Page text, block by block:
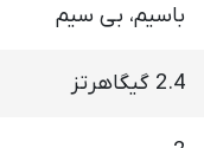
باسیم، بی سیم
2.4 گیگاهرتز